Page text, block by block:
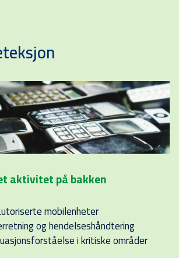
aktivitet på bakken
mobilenheter
og hendelseshåndtering
i kritiske områder